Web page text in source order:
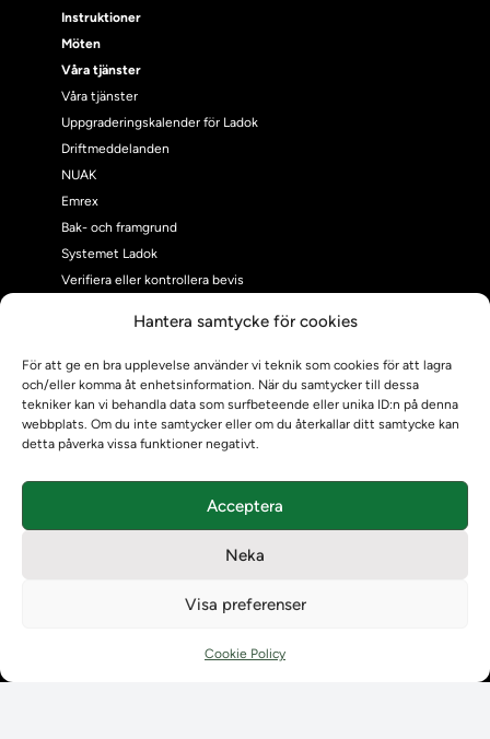
Hantera samtycke för cookies
För att ge en bra upplevelse använder vi teknik som cookies för att lagra
och/eller komma åt enhetsinformation. När du samtycker till dessa
tekniker kan vi behandla data som surfbeteende eller unika ID:n på denna
webbplats. Om du inte samtycker eller om du återkallar ditt samtycke kan
detta påverka vissa funktioner negativt.
Acceptera
Neka
Visa preferenser
Cookie Policy
Instruktioner
Möten
Våra tjänster
Våra tjänster
Uppgraderingskalender för Ladok
Driftmeddelanden
NUAK
Emrex
Bak- och framgrund
Systemet Ladok
Verifiera eller kontrollera bevis
Om oss
Om Ladokkonsortiet
Ladokkonsortiet internationellt
Vision, strategi och produktplan
Kontaktuppgifter för studenters Ladoksupport